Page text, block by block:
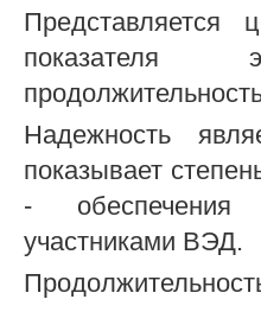
Представляется
показателя
Надежность
показывает
- обеспечения
участниками ВЭД.